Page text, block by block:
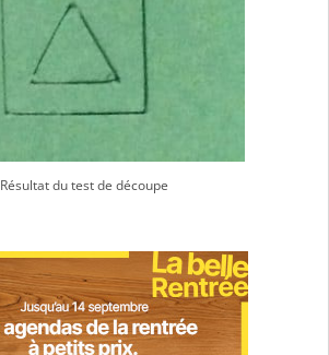
Résultat du test de découpe